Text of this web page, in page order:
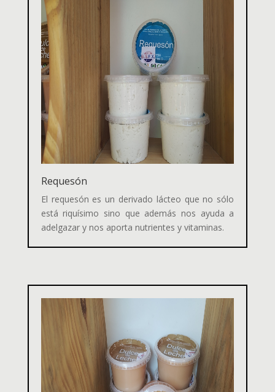
Requesón
El requesón es un derivado lácteo que no sólo
está riquísimo sino que además nos ayuda a
adelgazar y nos aporta nutrientes y vitaminas.